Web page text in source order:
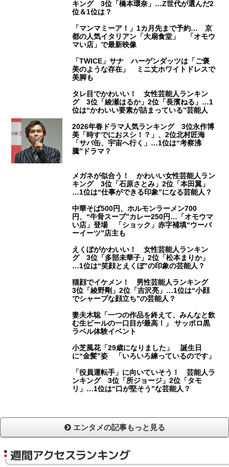
キング 3位「橋本環奈」…Z世代が選んだ2
位＆1位は？
「マンマミーア！」1カ月先まで予約… 京
都の人気イタリアン「大扇食堂」 「オモウ
マい店」で最新映像
「TWICE」サナ ハーゲンダッツは「ご褒
美のような存在」 ミニ丈ホワイトドレスで
美脚も
タレ目でかわいい！ 女性芸能人ランキン
グ 3位「綾瀬はるか」2位「長濱ねる」…1
位は“かわいい要素が詰まっている”芸能人
2026年春ドラマ人気ランキング 3位永作博
美「時すでにおスシ！？」、2位北村匠海
「サバ缶、宇宙へ行く」…1位は“考察沸
騰”ドラマ？
メガネが似合う！ かわいい女性芸能人ラン
キング 3位「石原さとみ」2位「本田翼」
…1位は“仕事ができる印象”になる芸能人？
中華そば500円、ホルモンラーメン700
円、“牛骨スープ”カレー250円…「オモウマ
い店」登場 「ショック」赤字補填“ウーバ
ーイーツ”店主も
えくぼがかわいい！ 女性芸能人ランキン
グ 3位「多部未華子」2位「松本まりか」
…1位は“笑顔とえくぼ”の印象の芸能人？
猫顔でイケメン！ 男性芸能人ランキング
3位「綾野剛」2位「吉沢亮」…1位は“小顔
でシャープな顔立ち”の芸能人？
妻夫木聡「一つの作品を終えて、みんなと飲
む生ビールの一口目が最高！」 サッポロ黒
ラベル体験イベント
小芝風花「29歳になりました」 誕生日
に“金髪”姿 「いろいろ練っているのです」
「役員運転手」に向いていそう！ 芸能人ラ
ンキング 3位「所ジョージ」2位「タモ
リ」…1位は“口が堅そう”な芸能人？
エンタメの記事もっと見る
週間アクセスランキング